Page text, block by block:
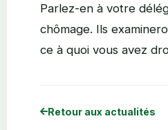
Parlez-en à votre
chômage. Ils
ce à quoi vous avez
Retour aux actualités